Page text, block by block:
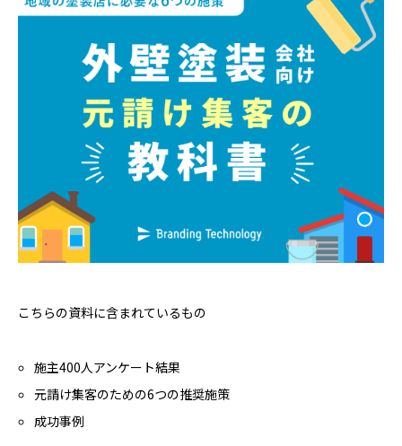
こちらの資料に含まれているもの
施主400人アンケート結果
元請け集客のための6つの推奨施策
成功事例